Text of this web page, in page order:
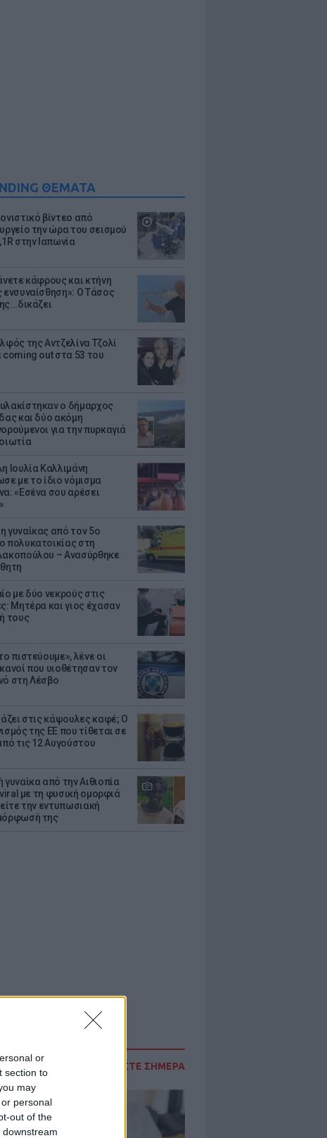
or
section to
may
personal
out of the
ΘΕΜΑΤΑ
βίντεο από
την ώρα του σεισμού
στην Ιαπωνία
κάφρους και κτήνη
ενσυναίσθηση»: Ο Τάσος
της Αντζελίνα Τζολί
coming out στα 53 του
ο δήμαρχος
και δύο ακόμη
για την πυρκαγιά
Ιουλία Καλλιμάνη
με το ίδιο νόμισμα
«Εσένα σου αρέσει
γυναίκας από τον 5ο
πολυκατοικίας στη
– Ανασύρθηκε
με δύο νεκρούς στις
Μητέρα και γιος έχασαν
τους
πιστεύουμε», λένε οι
που υιοθέτησαν τον
στη Λέσβο
στις κάψουλες καφέ; Ο
της ΕΕ που τίθεται σε
τις 12 Αυγούστου
γυναίκα από την Αιθιοπία
viral με τη φυσική ομορφιά
την εντυπωσιακή
της
ΔΙΑΒΑΣΤΕ ΣΗΜΕΡΑ